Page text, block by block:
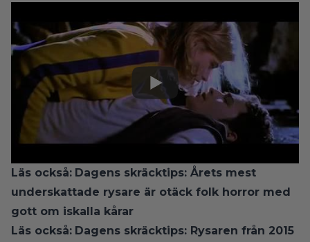
Läs också: Dagens skräcktips: Årets mest
underskattade rysare är otäck folk horror med
gott om iskalla kårar
Läs också: Dagens skräcktips: Rysaren från 2015